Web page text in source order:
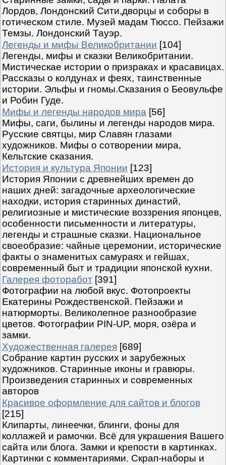
Лордов, Лондонский Сити,дворцы и соборы в
готическом стиле. Музей мадам Тюссо. Пейзажи
Темзы. Лондонский Тауэр.
Легенды и мифы Великобритании [104]
Легенды, мифы и сказки Великобритании.
Мистическае истории о призраках и красавицах.
Рассказы о колдунах и феях, таинственные
истории. Эльфы и гномы.Сказания о Беовульфе
и Робин Гуде.
Мифы и легенды народов мира [56]
Мифы, саги, былины и легенды народов мира.
Русские святцы, мир Славян глазами
художников. Мифы о сотворении мира,
Кельтские сказания.
История и культура Японии [123]
История Японии с древнейших времен до
наших дней: загадочные археологические
находки, история старинных династий,
религиозные и мистические воззрения японцев,
особенности письменности и литературы,
легенды и страшные сказки. Национальное
своеобразие: чайные церемонии, исторические
факты о знаменитых самураях и гейшах,
современный быт и традиции японской кухни.
Галерея фоторабот [391]
Фотографии на любой вкус. Фотопроекты
Екатерины Рождественской. Пейзажи и
натюрморты. Великолепное разнообразие
цветов. Фотографии PIN-UP, моря, озёра и
замки.
Художественная галерея [689]
Собрание картин русских и зарубежных
художников. Старинные иконы и гравюры.
Произведения старинных и современных
авторов
Красивое оформление для сайтов и блогов
[215]
Клипарты, линеечки, блинги, фоны для
коллажей и рамочки. Всё для украшения Вашего
сайта или блога. Замки и крепости в картинках.
Картинки с комментариями. Скрап-наборы и